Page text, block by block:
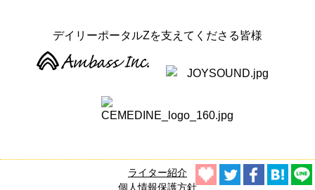
デイリーポータルZを支えてくださる皆様
ライター紹介
個人情報保護方針